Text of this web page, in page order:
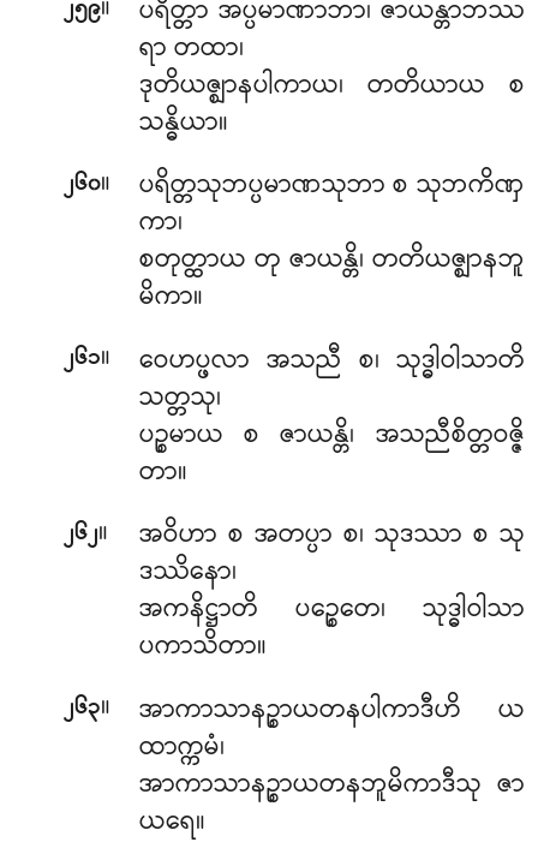
၂၅၉
ပရိတ္တာ အပ္ပမာဏာဘာ၊ ဇာယန္တာဘဿ
ရာ တထာ၊
ဒုတိယဇ္ဈာနပါကာယ၊ တတိယာယ စ
သန္ဓိယာ။
၂၆၀။
ပရိတ္တသုဘပ္ပမာဏသုဘာ စ သုဘကိဏှ
ကာ၊
စတုတ္ထာယ တု ဇာယန္တိ၊ တတိယဇ္ဈာနဘူ
မိကာ။
၂၆၁။ ဝေဟပ္ဖလာ အသညီ စ၊ သုဒ္ဓါဝါသာတိ
သတ္တသု၊
ပဉ္စမာယ စ ဇာယန္တိ၊ အသညီစိတ္တဝဇ္ဇိ
တာ။
၂၆၂။
အဝိဟာ စ အတပ္ပာ စ၊ သုဒဿာ စ သု
ဒဿိနော၊
အကနိဋ္ဌာတိ ပဉ္စေတေ၊ သုဒ္ဓါဝါသာ
ပကာသိတာ။
၂၆၃။
အာကာသာနဉ္စာယတနပါကာဒီဟိ ယ
ထာက္ကမံ၊
အာကာသာနဉ္စာယတနဘူမိကာဒီသု ဇာ
ယရေ။